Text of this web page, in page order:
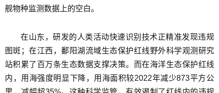
舰物种监测数据上的空白。
在山东，研发的人类活动快速识别技术正精准发现违规
图斑；在江西，鄱阳湖流域生态保护红线野外科学观测研究
站积累了百万条生态数据支撑决策。而在海洋生态保护红线
内，用海强度明显下降，用海面积较2022年减少873平方公